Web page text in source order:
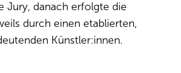
Jury, danach erfolgte die
durch einen etablierten,
Künstler:innen.